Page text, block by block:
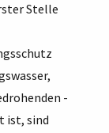
Stelle
-
ist, sind